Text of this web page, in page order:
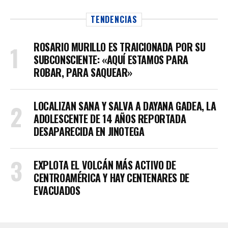
TENDENCIAS
ROSARIO MURILLO ES TRAICIONADA POR SU
SUBCONSCIENTE: «AQUÍ ESTAMOS PARA
ROBAR, PARA SAQUEAR»
LOCALIZAN SANA Y SALVA A DAYANA GADEA, LA
ADOLESCENTE DE 14 AÑOS REPORTADA
DESAPARECIDA EN JINOTEGA
EXPLOTA EL VOLCÁN MÁS ACTIVO DE
CENTROAMÉRICA Y HAY CENTENARES DE
EVACUADOS